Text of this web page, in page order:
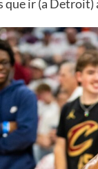
que ir (a Detroit)